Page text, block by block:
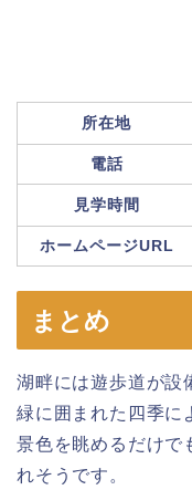
所在地
電話
見学時間
ホームページURL
まとめ
湖畔には遊歩道が設
緑に囲まれた四季に
景色を眺めるだけで
れそうです。